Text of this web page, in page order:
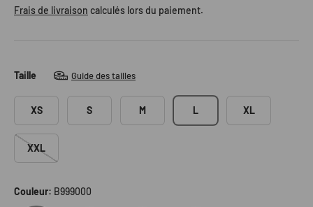
Frais de livraison calculés lors du paiement.
Taille Guide des tailles
XS S M L XL
XXL
Couleur: B999000